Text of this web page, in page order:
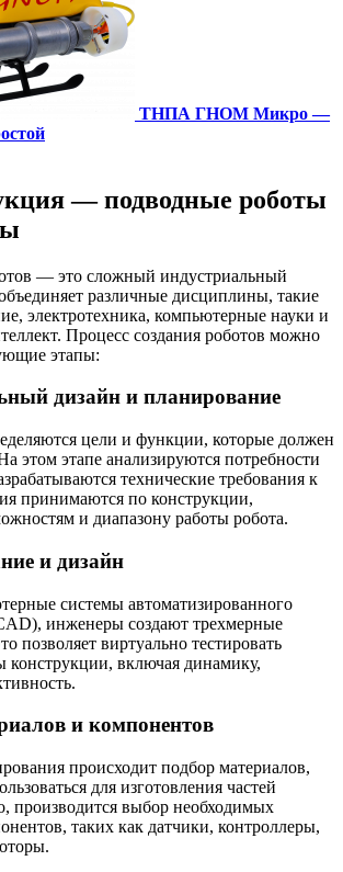
ТНПА ГНОМ Микро —
— подводные роботы
— это сложный индустриальный
различные дисциплины, такие
электротехника, компьютерные науки и
Процесс создания роботов можно
этапы:
дизайн и планирование
цели и функции, которые должен
этом этапе анализируются потребности
технические требования к
принимаются по конструкции,
и диапазону работы робота.
и дизайн
системы автоматизированного
инженеры создают трехмерные
позволяет виртуально тестировать
конструкции, включая динамику,
и компонентов
происходит подбор материалов,
для изготовления частей
производится выбор необходимых
таких как датчики, контроллеры,